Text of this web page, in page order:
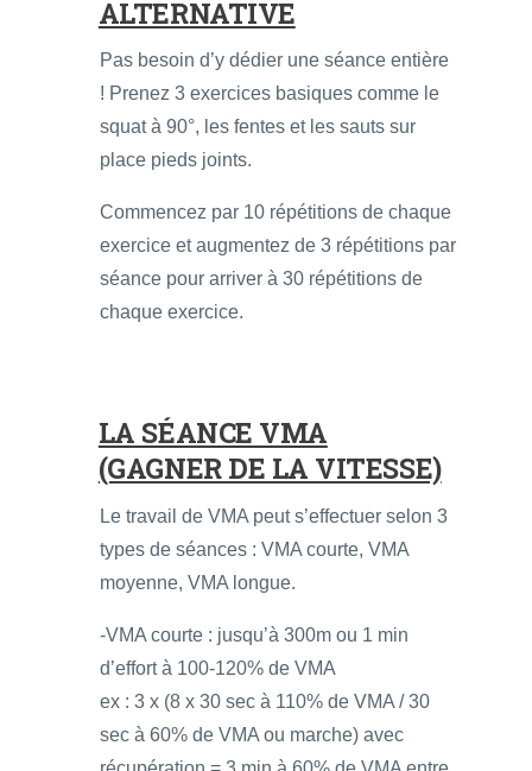
ALTERNATIVE
Pas besoin d’y dédier une séance entière
! Prenez 3 exercices basiques comme le
squat à 90°, les fentes et les sauts sur
place pieds joints.
Commencez par 10 répétitions de chaque
exercice et augmentez de 3 répétitions par
séance pour arriver à 30 répétitions de
chaque exercice.
LA SÉANCE VMA
(GAGNER DE LA VITESSE)
Le travail de VMA peut s’effectuer selon 3
types de séances : VMA courte, VMA
moyenne, VMA longue.
-VMA courte : jusqu’à 300m ou 1 min
d’effort à 100-120% de VMA
ex : 3 x (8 x 30 sec à 110% de VMA / 30
sec à 60% de VMA ou marche) avec